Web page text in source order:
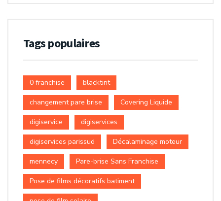
Tags populaires
0 franchise blacktint
changement pare brise Covering Liquide
digiservice digiservices
digiservices parissud Décalaminage moteur
mennecy Pare-brise Sans Franchise
Pose de films décoratifs batiment